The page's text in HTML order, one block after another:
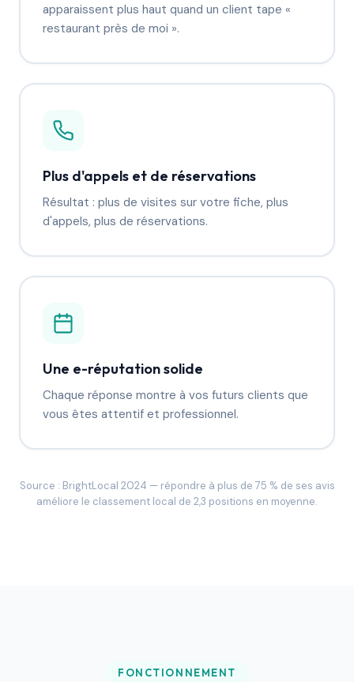
apparaissent plus haut quand un client tape «
restaurant près de moi ».
Plus d'appels et de réservations
Résultat : plus de visites sur votre fiche, plus
d'appels, plus de réservations.
Une e-réputation solide
Chaque réponse montre à vos futurs clients que
vous êtes attentif et professionnel.
Source : BrightLocal 2024 — répondre à plus de 75 % de ses avis
améliore le classement local de 2,3 positions en moyenne.
FONCTIONNEMENT